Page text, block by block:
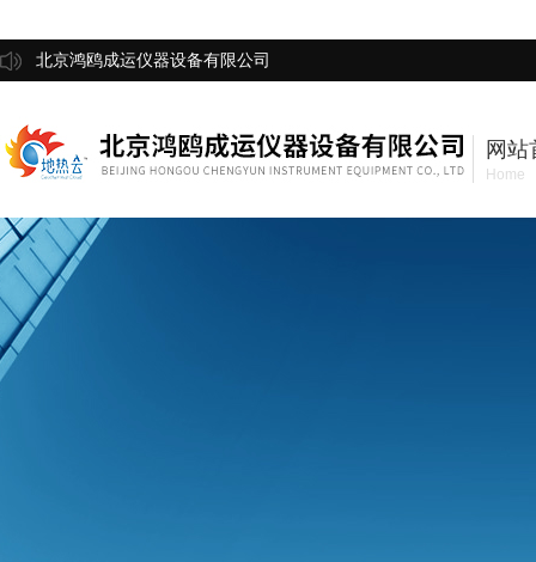
北京鸿鸥成运仪器设备有限公司
网站
Home